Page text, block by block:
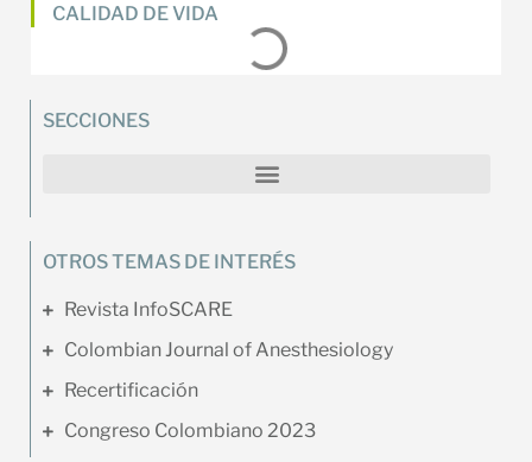
CALIDAD DE VIDA
SECCIONES
OTROS TEMAS DE INTERÉS
Revista InfoSCARE
Colombian Journal of Anesthesiology
Recertificación
Congreso Colombiano 2023